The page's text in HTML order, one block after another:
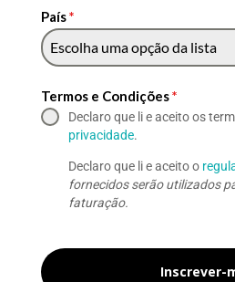
País*
Escolha uma opção da lista
Termos e Condições*
Declaro que li e aceito os
privacidade.
Declaro que li e aceito o
fornecidos serão utilizados
faturação.
Inscrever-